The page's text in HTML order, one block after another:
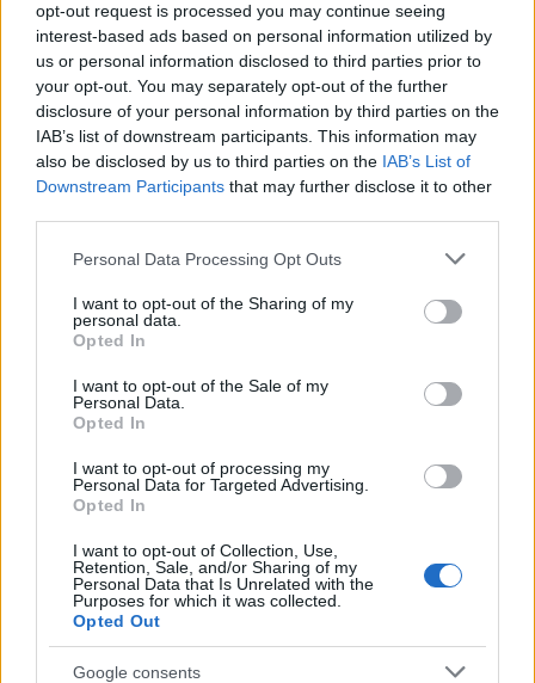
opt-out request is processed you may continue seeing
interest-based ads based on personal information utilized by
us or personal information disclosed to third parties prior to
your opt-out. You may separately opt-out of the further
disclosure of your personal information by third parties on the
IAB’s list of downstream participants. This information may
also be disclosed by us to third parties on the IAB’s List of
Downstream Participants that may further disclose it to other
Please note that this website/app uses one or more Google
not limited to your visit or usage behaviour. You may click to
grant or deny consent to Google and its third-party tags to
use your data for below specified purposes in below Google
consent section.
Personal Data Processing Opt Outs
I want to opt-out of the Sharing of my
personal data.
Opted In
I want to opt-out of the Sale of my
Personal Data.
Opted In
I want to opt-out of processing my
Personal Data for Targeted Advertising.
Opted In
I want to opt-out of Collection, Use,
Retention, Sale, and/or Sharing of my
Personal Data that Is Unrelated with the
Purposes for which it was collected.
Opted Out
Google consents
Gyilkos ügyek (Major Crimes)
Mary McDonnell (Raydor kapitány) - Szórádi Erika
G.W. Bailey (Provenza) - Konrád Antal
Tony Denison (Flynn) - Rosta Sándor
Michael Paul Chan (Tao) - Pálfai Péter
Raymond Cruz (Sanchez) - Háda János
Phillip P. Keene (Buzz) - Mesterházy Gyula
Kearran Giovanni (Skyes) - Erdős Borcsa
Graham Patrick Martin (Rusty) - Baráth István
Jonathan Del Arco (Dr. Morales) - Szatmári Attila
Robert Gossett (Taylor) - Berzsenyi Zoltán
Ransford Doherty (Kendall) - Sörös Miklós
Kathe Mazur (Hobbs) - Peller Mariann
Jon Tenney (Fritz) - Fekete Ernő
Nadine Velazquez (Rios) - Huszárik Kata
Tom Berenger (Jack Raydor) - Borbiczki Ferenc
Magyar szöveg: Bogdán László, Máté Levente
Hangmérnök. Bán Péter
Vágó: Kozma Judit